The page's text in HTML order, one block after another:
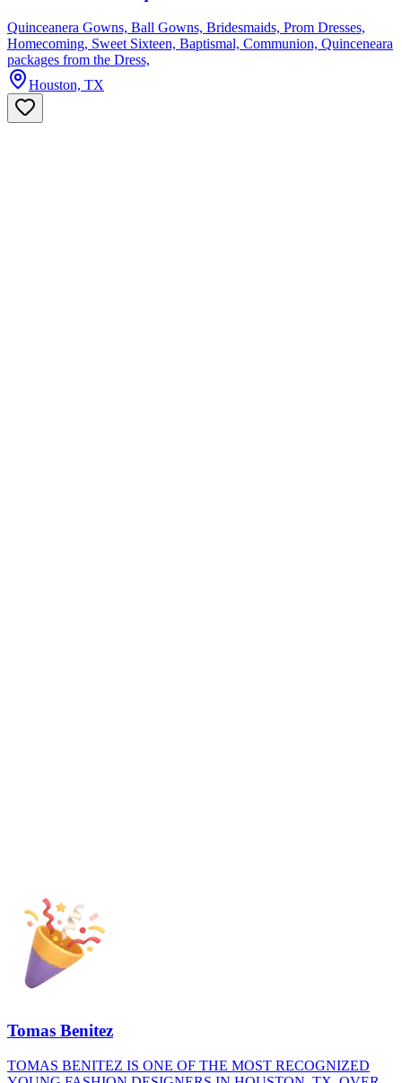
Quinceanera Gowns, Ball Gowns, Bridesmaids, Prom Dresses,
Homecoming, Sweet Sixteen, Baptismal, Communion, Quinceneara
packages from the Dress,
Houston, TX
Tomas Benitez
TOMAS BENITEZ IS ONE OF THE MOST RECOGNIZED